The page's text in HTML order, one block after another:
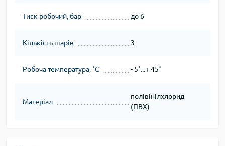
Тиск робочий, бар до 6
Кількість шарів 3
Робоча температура, ˚С - 5˚...+ 45˚
Матеріал
полівінілхлорид
(ПВХ)